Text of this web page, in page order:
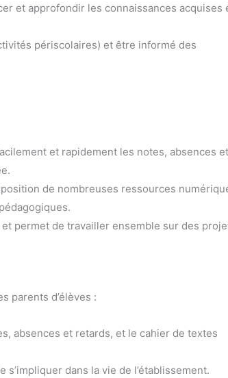
et approfondir les connaissances acquises
périscolaires) et être informé des
et rapidement les notes, absences
de nombreuses ressources
permet de travailler ensemble sur des
parents d’élèves :
absences et retards, et le cahier de textes
dans la vie de l’établissement.